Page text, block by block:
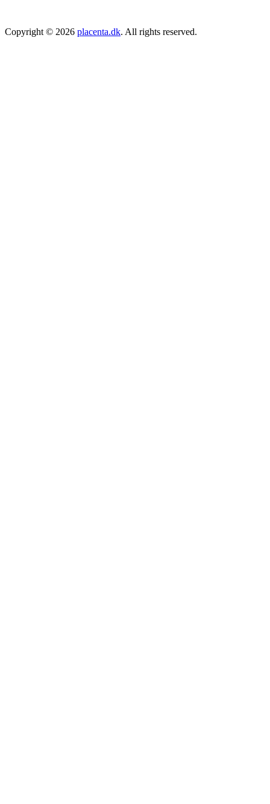
Copyright © 2026 placenta.dk. All rights reserved.